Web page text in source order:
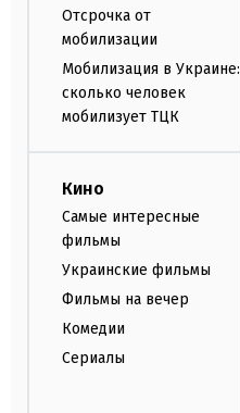
Отсрочка от
мобилизации
Мобилизация в Украине:
сколько человек
мобилизует ТЦК
Кино
Самые интересные
фильмы
Украинские фильмы
Фильмы на вечер
Комедии
Сериалы